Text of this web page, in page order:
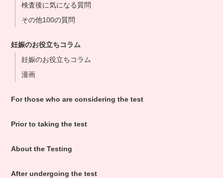
検査後に気になる質問
その他100の質問
妊娠のお役立ちコラム
妊娠のお役立ちコラム
漫画
For those who are considering the test
Prior to taking the test
About the Testing
After undergoing the test